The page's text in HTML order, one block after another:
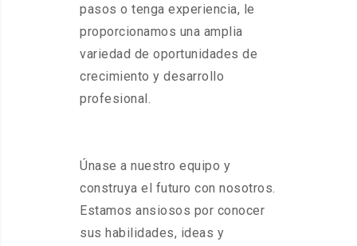
pasos o tenga experiencia, le
proporcionamos una amplia
variedad de oportunidades de
crecimiento y desarrollo
profesional.
Únase a nuestro equipo y
construya el futuro con nosotros.
Estamos ansiosos por conocer
sus habilidades, ideas y